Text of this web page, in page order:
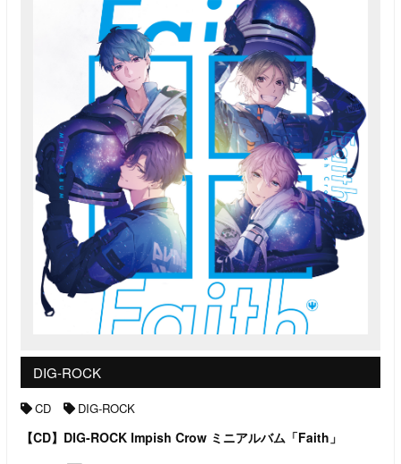
DIG-ROCK
CD DIG-ROCK
【CD】DIG-ROCK Impish Crow ミニアルバム「Faith」